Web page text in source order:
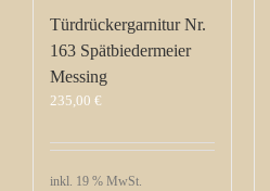
Türdrückergarnitur Nr.
163 Spätbiedermeier
Messing
235,00 €
inkl. 19 % MwSt.